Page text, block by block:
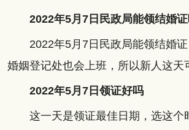
2022年5月7日民政局能领结婚证
2022年5月7日民政局能领结婚证
婚姻登记处也会上班，所以新人这天
2022年5月7日领证好吗
这一天是领证最佳日期，选这个